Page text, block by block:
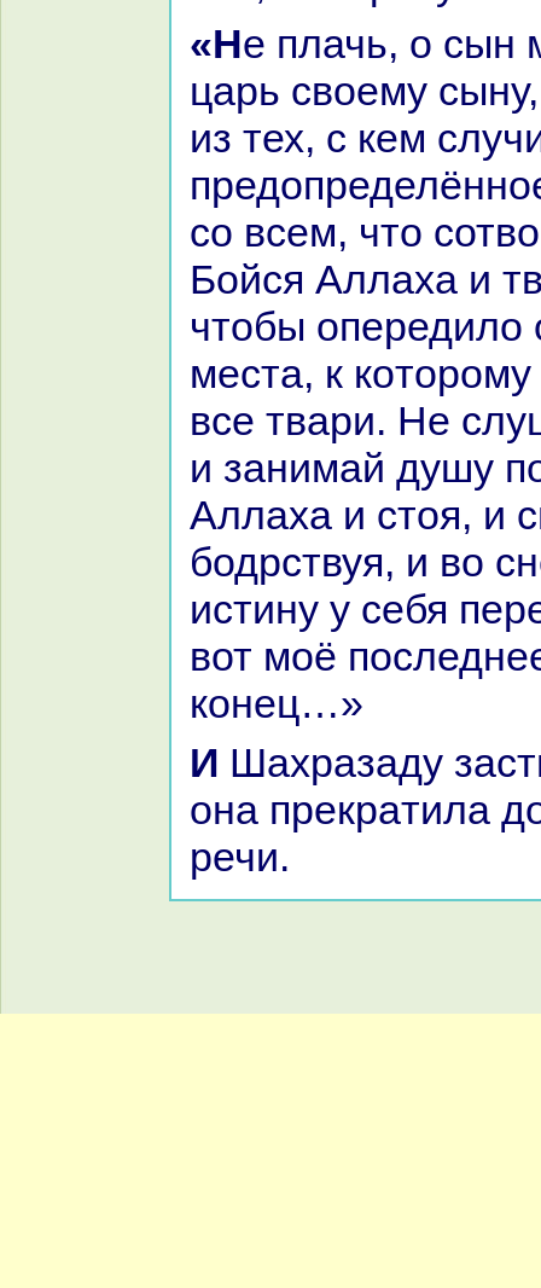
«Не плачь, о сын мой, – сказал
царь своему
из тех, с кем
со всем, что
Бойся Аллаха и
чтобы опередило
места, к
все твари. Не
и занимай душу
Аллаха и стоя, и
бодрствуя, и во
истину у себя
вот моё
кoнец…»
И Шахpaзаду застигло утро, и
онa прекpaтила
речи.